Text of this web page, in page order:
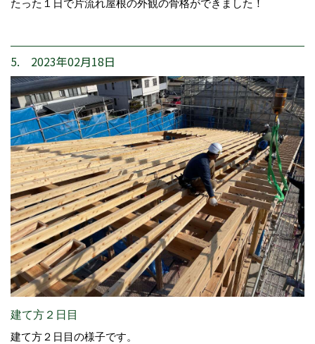
たった１日で片流れ屋根の外観の骨格ができました！
5. 2023年02月18日
建て方２日目
建て方２日目の様子です。